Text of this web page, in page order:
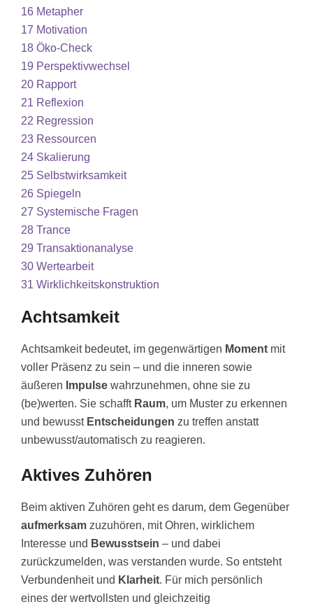
16 Metapher
17 Motivation
18 Öko-Check
19 Perspektivwechsel
20 Rapport
21 Reflexion
22 Regression
23 Ressourcen
24 Skalierung
25 Selbstwirksamkeit
26 Spiegeln
27 Systemische Fragen
28 Trance
29 Transaktionanalyse
30 Wertearbeit
31 Wirklichkeitskonstruktion
Achtsamkeit
Achtsamkeit bedeutet, im gegenwärtigen Moment mit
voller Präsenz zu sein – und die inneren sowie
äußeren Impulse wahrzunehmen, ohne sie zu
(be)werten. Sie schafft Raum, um Muster zu erkennen
und bewusst Entscheidungen zu treffen anstatt
unbewusst/automatisch zu reagieren.
Aktives Zuhören
Beim aktiven Zuhören geht es darum, dem Gegenüber
aufmerksam zuzuhören, mit Ohren, wirklichem
Interesse und Bewusstsein – und dabei
zurückzumelden, was verstanden wurde. So entsteht
Verbundenheit und Klarheit. Für mich persönlich
eines der wertvollsten und gleichzeitig